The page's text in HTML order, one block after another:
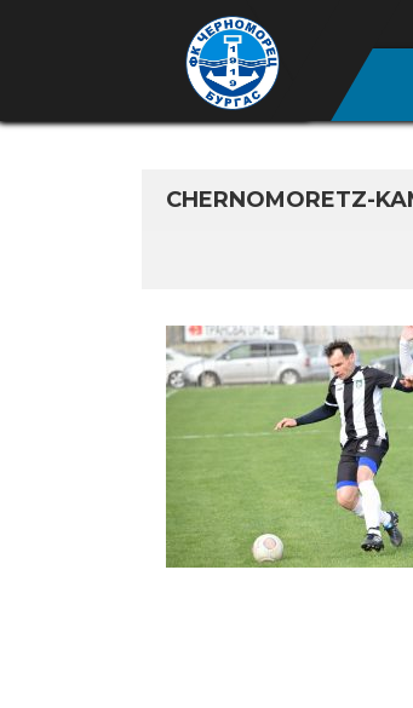
CHERNOMORETZ-